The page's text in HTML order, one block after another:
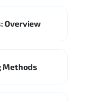
Overview
Methods